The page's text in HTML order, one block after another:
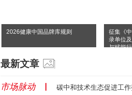
2026健康中国品牌库规则
征集《
录单位
与赋能
最新文章
市场脉动 碳中和技术生态促进工作委员会成立大会暨工业烟气超